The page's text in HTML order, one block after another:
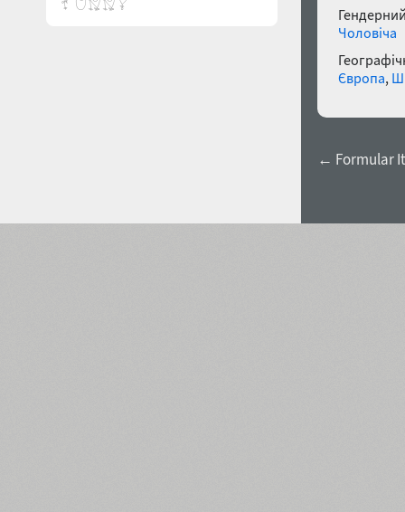
Чоловіча
Європа,
← Formular